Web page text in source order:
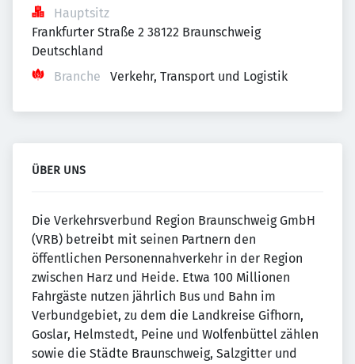
Hauptsitz
Frankfurter Straße 2 38122 Braunschweig
Deutschland
Branche
Verkehr, Transport und Logistik
ÜBER UNS
Die Verkehrsverbund Region Braunschweig GmbH
(VRB) betreibt mit seinen Partnern den
öffentlichen Personennahverkehr in der Region
zwischen Harz und Heide. Etwa 100 Millionen
Fahrgäste nutzen jährlich Bus und Bahn im
Verbundgebiet, zu dem die Landkreise Gifhorn,
Goslar, Helmstedt, Peine und Wolfenbüttel zählen
sowie die Städte Braunschweig, Salzgitter und